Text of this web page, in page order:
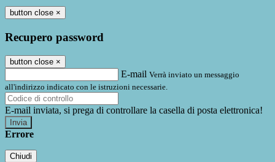
button close ×
Recupero password
button close ×
E-mail Verrà inviato un messaggio
all'indirizzo indicato con le istruzioni necessarie.
E-mail inviata, si prega di controllare la casella di posta elettronica!
Errore
Chiudi